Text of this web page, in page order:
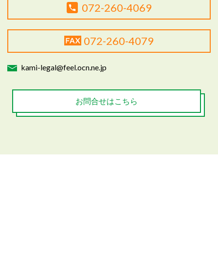
072-260-4069
072-260-4079
kami-legal@feel.ocn.ne.jp
お問合せはこちら